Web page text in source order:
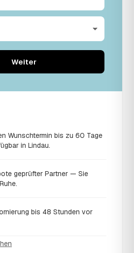
Weiter
Wunschtermin bis zu 60 Tage
in Lindau.
geprüfter Partner — Sie
bis 48 Stunden vor